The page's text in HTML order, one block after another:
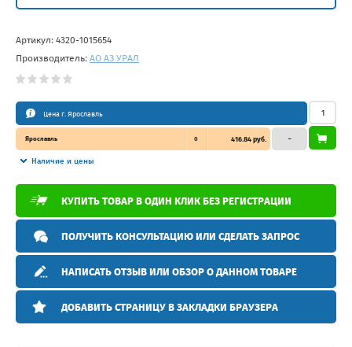
Артикул: 4320-1015654
Производитель: АО АЗ УРАЛ
Цена г. Ярославль
Ярославль 0 416.84 руб.
Наличие и цены
–
КУПИТЬ ТОВАР В ОДИН КЛИК БЕЗ РЕГИСТРАЦИИ
ПОЛУЧИТЬ КОНСУЛЬТАЦИЮ ИЛИ СДЕЛАТЬ ЗАПРОС
НАПИСАТЬ ОТЗЫВ ИЛИ ОБЗОР О ДАННОМ ТОВАРЕ
ДОБАВИТЬ СТРАНИЦУ В ЗАКЛАДКИ БРАУЗЕРА